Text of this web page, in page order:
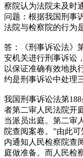
察院认为法院未及时
问题：根据我国刑事
法院与检察院的行为
答：《刑事诉讼法》
安机关进行刑事诉讼
以保证准确有效地执
约是刑事诉讼中处理
我国刑事诉讼法第
者第二审人民法院开
当派员出庭。第二审
院查阅案卷。”由此
内通知人民检察院查
庭做准备。而人民检